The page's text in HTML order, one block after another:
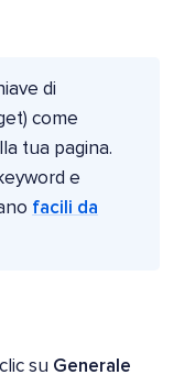
di
come
tua pagina.
e
facili da
su Generale